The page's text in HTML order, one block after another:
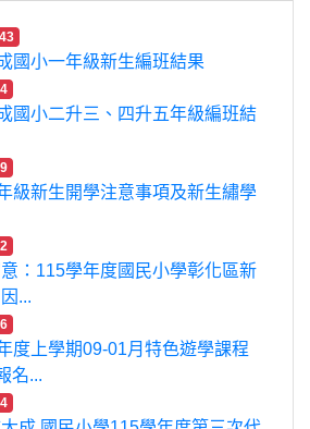
國小一年級新生編班結果
國小二升三、四升五年級編班結
級新生開學注意事項及新生繡學
：115學年度國民小學彰化區新
...
度上學期09-01月特色遊學課程
名...